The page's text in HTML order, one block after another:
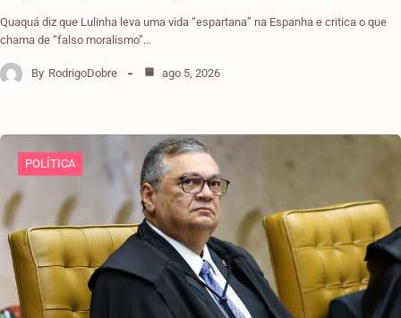
Quaquá diz que Lulinha leva uma vida “espartana” na Espanha e critica o que
chama de “falso moralismo”…
By RodrigoDobre ago 5, 2026
POLÍTICA